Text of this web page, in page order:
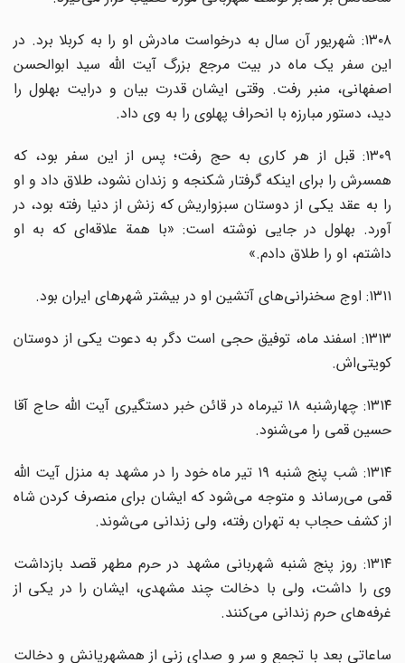
۱۳۰۸: شهریور آن سال به درخواست مادرش او را به کربلا برد. در
این سفر یک ماه در بیت مرجع بزرگ آیت الله سید ابوالحسن
اصفهانی، منبر رفت. وقتی ایشان قدرت بیان و درایت بهلول را
دید، دستور مبارزه با انحراف پهلوی را به وی داد.
۱۳۰۹: قبل از هر کاری به حج رفت؛ پس از این سفر بود، که
همسرش را برای اینکه گرفتار شکنجه و زندان نشود، طلاق داد و او
را به عقد یکی از دوستان سبزواریش که زنش از دنیا رفته بود، در
آورد. بهلول در جایی نوشته است: «با همة علاقه‌ای که به او
داشتم، او را طلاق دادم.»
۱۳۱۱: اوج سخنرانی‌های آتشین او در بیشتر شهرهای ایران بود.
۱۳۱۳: اسفند ماه، توفیق حجی است دگر به دعوت یکی از دوستان
کویتی‌اش.
۱۳۱۴: چهارشنبه ۱۸ تیرماه در قائن خبر دستگیری آیت الله حاج آقا
حسین قمی را می‌شنود.
۱۳۱۴: شب پنج شنبه ۱۹ تیر ماه خود را در مشهد به منزل آیت الله
قمی می‌رساند و متوجه می‌شود که ایشان برای منصرف کردن شاه
از کشف حجاب به تهران رفته، ولی زندانی می‌شوند.
۱۳۱۴: روز پنج شنبه شهربانی مشهد در حرم مطهر قصد بازداشت
وی را داشت، ولی با دخالت چند مشهدی، ایشان را در یکی از
غرفه‌های حرم زندانی می‌کنند.
ساعاتی بعد با تجمع و سر و صدای زنی از همشهریانش و دخالت